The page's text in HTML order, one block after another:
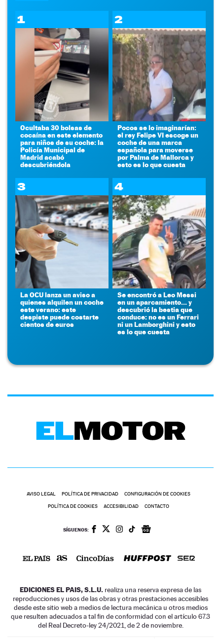
1
Ocultaba 30 bolsas de
cocaína en este elemento
para niños de su coche: la
Policía Municipal de
Madrid acabó
descubriéndola
2
Pocos se lo imaginarían:
el rey Felipe VI escoge un
coche de una marca
española para moverse
por Palma de Mallorca y
esto es lo que cuesta
3
La OCU lanza un aviso a
quienes alquilen un coche
este verano: este
despiste puede costarte
cientos de euros
4
Se encontró a Leo Messi
en un aparcamiento... y
descubrió la bestia que
conduce: no es un Ferrari
ni un Lamborghini y esto
es lo que cuesta
AVISO LEGAL POLÍTICA DE PRIVACIDAD CONFIGURACIÓN DE COOKIES
POLÍTICA DE COOKIES ACCESIBILIDAD CONTACTO
SÍGUENOS:
EDICIONES EL PAIS, S.L.U. realiza una reserva expresa de las
reproducciones y usos de las obras y otras prestaciones accesibles
desde este sitio web a medios de lectura mecánica u otros medios
que resulten adecuados a tal fin de conformidad con el artículo 67.3
del Real Decreto-ley 24/2021, de 2 de noviembre.